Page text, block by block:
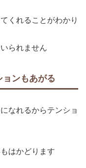
くれることがわかり
られません
ンもあがる
なれるからテンショ
もはかどります